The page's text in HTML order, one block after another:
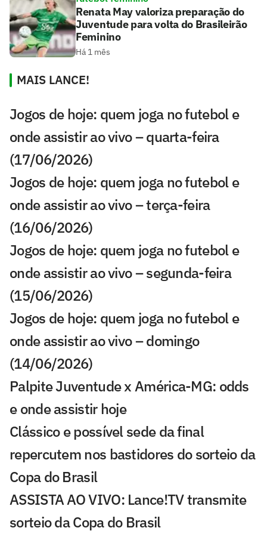
Renata May valoriza preparação do
Juventude para volta do Brasileirão
Feminino
Há 1 mês
MAIS LANCE!
Jogos de hoje: quem joga no futebol e
onde assistir ao vivo – quarta-feira
(17/06/2026)
Jogos de hoje: quem joga no futebol e
onde assistir ao vivo – terça-feira
(16/06/2026)
Jogos de hoje: quem joga no futebol e
onde assistir ao vivo – segunda-feira
(15/06/2026)
Jogos de hoje: quem joga no futebol e
onde assistir ao vivo – domingo
(14/06/2026)
Palpite Juventude x América-MG: odds
e onde assistir hoje
Clássico e possível sede da final
repercutem nos bastidores do sorteio da
Copa do Brasil
ASSISTA AO VIVO: Lance!TV transmite
sorteio da Copa do Brasil